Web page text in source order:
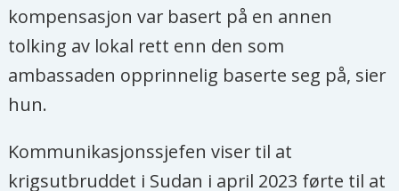
kompensasjon var basert på en annen
tolking av lokal rett enn den som
ambassaden opprinnelig baserte seg på, sier
hun.
Kommunikasjonssjefen viser til at
krigsutbruddet i Sudan i april 2023 førte til at